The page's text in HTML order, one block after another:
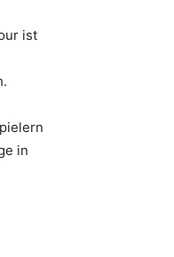
ist
in